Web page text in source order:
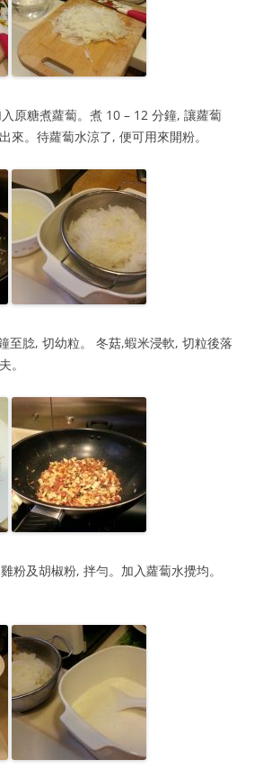
原糖煮蘿蔔。煮 10 – 12 分鐘, 讓蘿蔔
來。待蘿蔔水涼了, 便可用來開粉。
至腍, 切幼粒。 冬菇,蝦米浸軟, 切粒後落
。
粉及胡椒粉, 拌勻。加入蘿蔔水攪均。